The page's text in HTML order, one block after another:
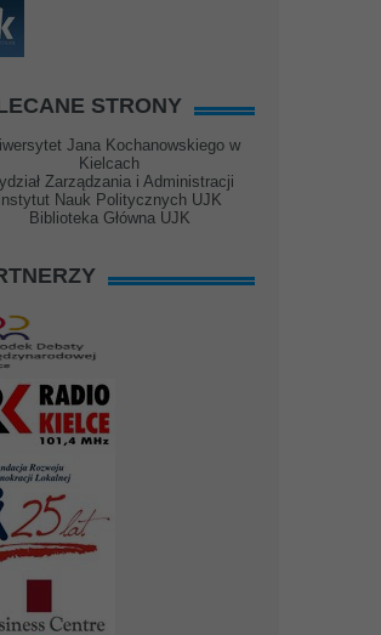
STRONY
Jana Kochanowskiego w
Kielcach
Zarządzania i Administracji
Instytut Nauk Politycznych UJK
Biblioteka Główna UJK